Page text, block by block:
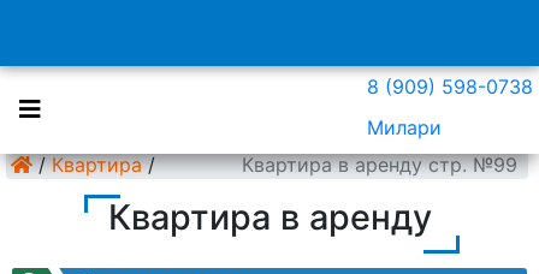
8 (909) 598-0738
Милари
/ Квартира / Квартира в аренду стр. №99
Квартира в аренду